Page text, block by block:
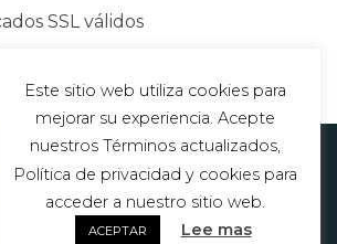
SSL válidos
de servidores
|Política de cookies|Mapa
© 2014 - 2026 Andres Amaya - All
Este sitio web utiliza cookies para
mejorar su experiencia. Acepte
nuestros Términos actualizados,
Política de privacidad y cookies para
acceder a nuestro sitio web.
ACEPTAR Lee mas